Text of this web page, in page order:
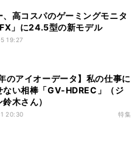
、高コスパのゲーミングモニタ
」に24.5型の新モデル
19:27
のアイオーデータ】私の仕事に
ない相棒「GV-HDREC」（ジ
木さん）
20:30 特集